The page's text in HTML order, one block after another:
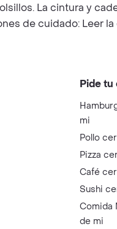
La cintura y
de cuidado: Leer
Pide tu
mi
Pollo
Pizza
Café
Sushi
Comida
de mi